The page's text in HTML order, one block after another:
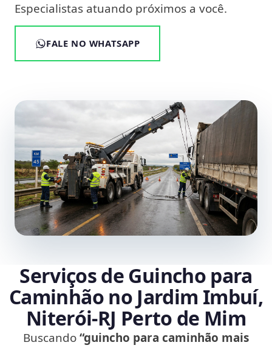
Especialistas atuando próximos a você.
FALE NO WHATSAPP
Serviços de Guincho para
Caminhão no Jardim Imbuí,
Niterói‑RJ Perto de Mim
Buscando“guincho para caminhão mais